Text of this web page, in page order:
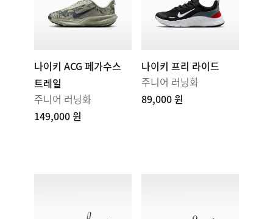
나이키 ACG 페가수스
트레일
주니어 러닝화
149,000 원
나이키 프리 라이드
주니어 러닝화
89,000 원